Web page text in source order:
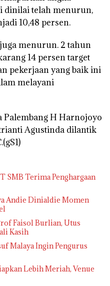
dinilai telah menurun,
10,48 persen.
menurun. 2 tahun
14 persen target
pekerjaan yang baik ini
melayani
Palembang H Harnojoyo
Agustinda dilantik
SMB Terima Penghargaan
Andie Dinialdie Momen
Faisol Burlian, Utus
Kasih
Malaya Ingin Pengurus
Lebih Meriah, Venue